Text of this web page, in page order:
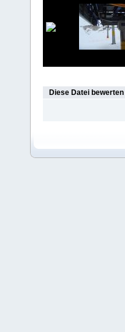
Diese Datei bewerten